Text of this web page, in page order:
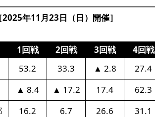
年11月23日（日）開催］
1回戦 2回戦 3回戦 4回戦
53.2 33.3 ▲ 2.8 27.4
▲ 8.4 ▲ 17.2 17.4 62.3
16.2 6.7 26.6 31.1